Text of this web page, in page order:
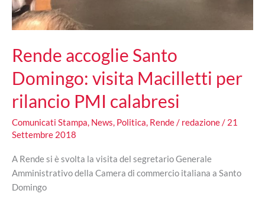
Rende accoglie Santo
Domingo: visita Macilletti per
rilancio PMI calabresi
Comunicati Stampa, News, Politica, Rende/ redazione/ 21
Settembre 2018
A Rende si è svolta la visita del segretario Generale
Amministrativo della Camera di commercio italiana a Santo
Domingo